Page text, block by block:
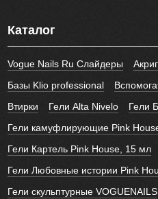
Каталог
Vogue Nails Ru Слайдеры
Базы Klio professional
Втирки
Гели Alta Nivelo
Гели
Гели камуфлирующие Pink
Гели Картель Pink House, 15 мл
Гели Любовные истории Pink
Гели скульптурные VOGUENAILS